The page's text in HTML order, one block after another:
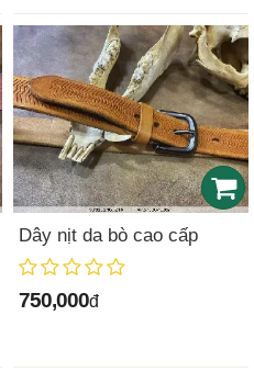
Dây nịt da bò cao cấp
750,000đ